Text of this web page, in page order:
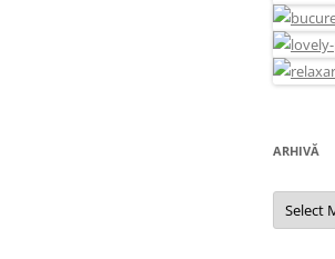
ARHIVĂ
Arhivă